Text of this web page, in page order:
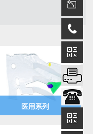
医用系列
材料为医用材料，包括齿